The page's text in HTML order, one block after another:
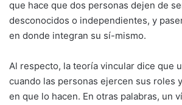
que hace que dos personas dejen de
desconocidos o independientes, y
en donde integran su sí-mismo.
Al respecto, la teoría vincular dice que
cuando las personas ejercen sus roles
en que lo hacen. En otras palabras, un